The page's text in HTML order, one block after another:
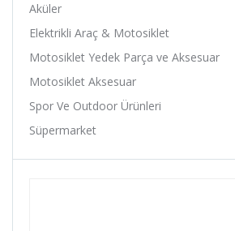
Baby Hope
Baradine
Aküler
Elektrikli Araç & Motosiklet
Motosiklet Yedek Parça ve Aksesuar
Motosiklet Aksesuar
Spor Ve Outdoor Ürünleri
Süpermarket